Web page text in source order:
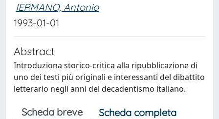
IERMANO, Antonio
1993-01-01
Abstract
Introduziona storico-critica alla ripubblicazione di
uno dei testi più originali e interessanti del dibattito
letterario negli anni del decadentismo italiano.
Scheda breve
Scheda completa